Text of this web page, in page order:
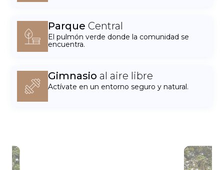
Parque Central
El pulmón verde donde la comunidad se
encuentra.
Gimnasio al aire libre
Actívate en un entorno seguro y natural.